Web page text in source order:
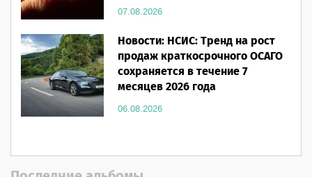
07.08.2026
Новости: НСИС: Тренд на рост
продаж краткосрочного ОСАГО
сохраняется в течение 7
месяцев 2026 года
06.08.2026